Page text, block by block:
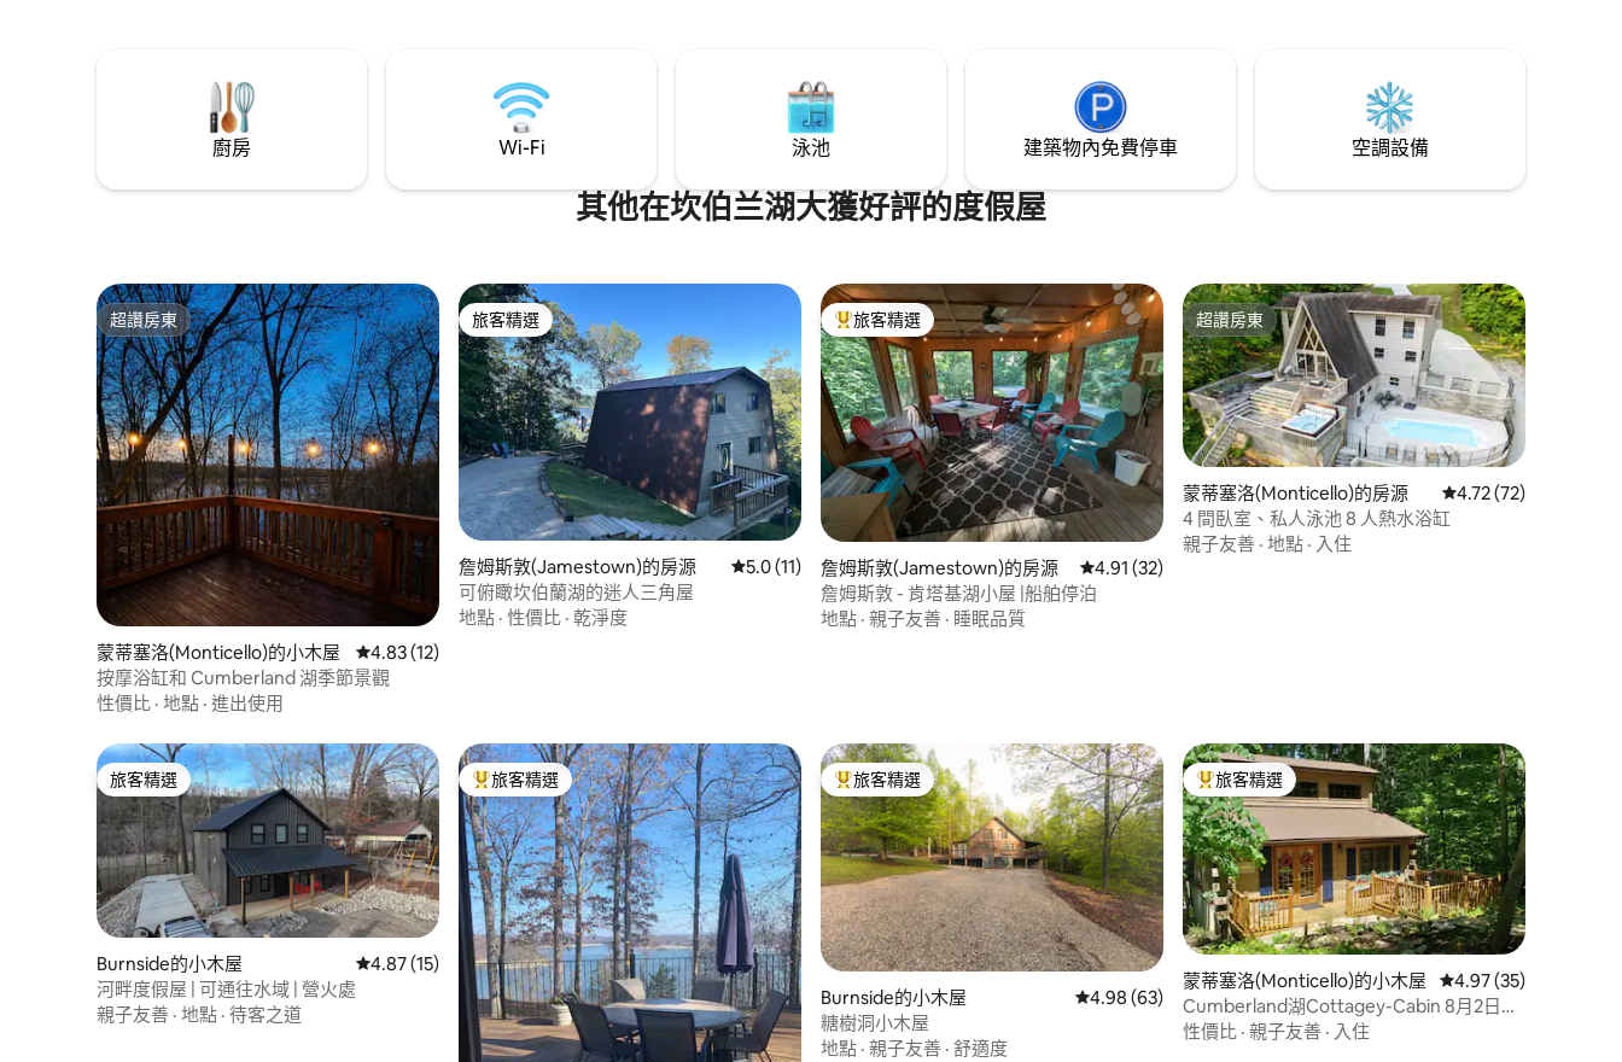
廚房 Wi-Fi 泳池 建築物內免費停車 空調設備
其他在坎伯兰湖大獲好評的度假屋
超讚房東
超讚房東
蒙蒂塞洛(Monticello)的小木屋 從 12 則評價中獲得 4.83 的平均評分（滿分 5 分）
4.83 (12)
按摩浴缸和 Cumberland 湖季節景觀
性價比 · 地點 · 進出使用
旅客精選
旅客精選
詹姆斯敦(Jamestown)的房源 從 11 則評價中獲得 5.0 的平均評分（滿分 5 分）
5.0 (11)
可俯瞰坎伯蘭湖的迷人三角屋
地點 · 性價比 · 乾淨度
旅客精選榜首
旅客精選
詹姆斯敦(Jamestown)的房源 從 32 則評價中獲得 4.91 的平均評分（滿分 5 分）
4.91 (32)
詹姆斯敦 - 肯塔基湖小屋 |船舶停泊
地點 · 親子友善 · 睡眠品質
超讚房東
超讚房東
蒙蒂塞洛(Monticello)的房源 從 72 則評價中獲得
4.72 (72)
4 間臥室、私人泳池 8 人熱水浴缸
親子友善 · 地點 · 入住
旅客精選
旅客精選
Burnside的小木屋 從 15 則評價中獲得 4.87 的平均評分（滿分 5 分）
4.87 (15)
河畔度假屋 | 可通往水域 | 營火處
親子友善 · 地點 · 待客之道
旅客精選榜首
旅客精選 旅客精選榜首
旅客精選
Burnside的小木屋 從 63 則評價中獲得 4.98 的平均評分（滿分 5 分）
4.98 (63)
糖樹洞小木屋
地點 · 親子友善 · 舒適度
旅客精選榜首
旅客精選
蒙蒂塞洛(Monticello)的小木屋 從 35 則評價中獲得
4.97 (35)
Cumberland湖Cottagey-Cabin 8月2日或
以上住宿可享15%折扣！
性價比 · 親子友善 · 入住